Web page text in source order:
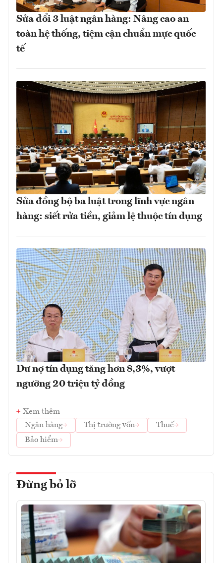
Sửa đổi 3 luật ngân hàng: Nâng cao an
toàn hệ thống, tiệm cận chuẩn mực quốc
tế
Sửa đồng bộ ba luật trong lĩnh vực ngân
hàng: siết rửa tiền, giảm lệ thuộc tín dụng
Dư nợ tín dụng tăng hơn 8,3%, vượt
ngưỡng 20 triệu tỷ đồng
Xem thêm
Ngân hàng
Thị trường vốn
Thuế
Bảo hiểm
Đừng bỏ lỡ